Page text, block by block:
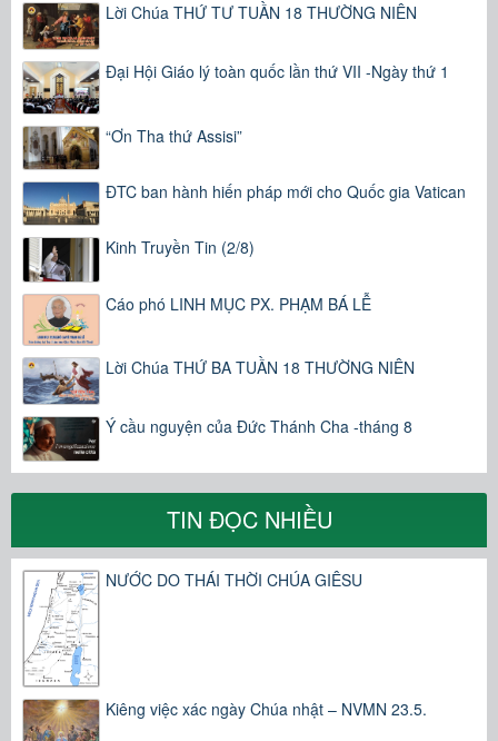
Lời Chúa THỨ TƯ TUẦN 18 THƯỜNG NIÊN
Đại Hội Giáo lý toàn quốc lần thứ VII -Ngày thứ 1
“Ơn Tha thứ Assisi”
ĐTC ban hành hiến pháp mới cho Quốc gia Vatican
Kinh Truyền Tin (2/8)
Cáo phó LINH MỤC PX. PHẠM BÁ LỄ
Lời Chúa THỨ BA TUẦN 18 THƯỜNG NIÊN
Ý cầu nguyện của Đức Thánh Cha -tháng 8
TIN ĐỌC NHIỀU
NƯỚC DO THÁI THỜI CHÚA GIÊSU
Kiêng việc xác ngày Chúa nhật – NVMN 23.5.